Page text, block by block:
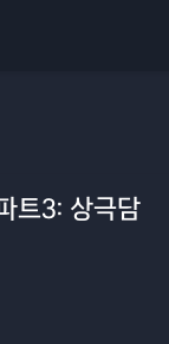
트3: 상극담